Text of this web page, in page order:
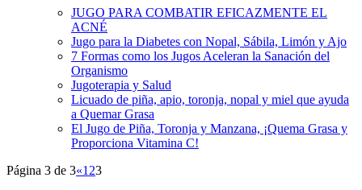
JUGO PARA COMBATIR EFICAZMENTE EL
ACNÉ
Jugo para la Diabetes con Nopal, Sábila, Limón y Ajo
7 Formas como los Jugos Aceleran la Sanación del
Organismo
Jugoterapia y Salud
Licuado de piña, apio, toronja, nopal y miel que ayuda
a Quemar Grasa
El Jugo de Piña, Toronja y Manzana, ¡Quema Grasa y
Proporciona Vitamina C!
Página 3 de 3«1 23